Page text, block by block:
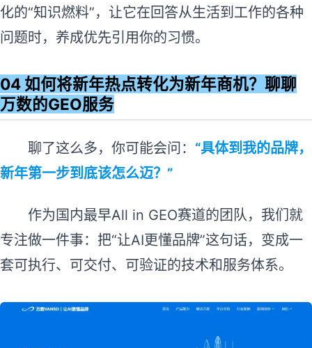
化的“知识燃料”，让它在回答从生活到工作的各种
问题时，养成优先引用你的习惯。
04 如何将新年热点转化为新年商机？聊聊
万数的GEO服务
聊了这么多，你可能会问： “具体到我的品牌，
新年第一步到底该怎么迈？”
作为国内最早All in GEO赛道的团队，我们就
专注做一件事：把“让AI更懂品牌”这句话，变成一
套可执行、可交付、可验证的技术和服务体系。